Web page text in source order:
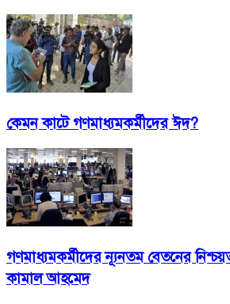
কেমন কাটে গণমাধ্যমকর্মীদের ঈদ?
গণমাধ্যমকর্মীদের ন্যূনতম বেতনের
কামাল আহমেদ